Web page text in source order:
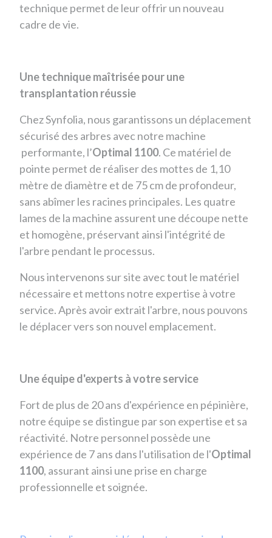
technique permet de leur offrir un nouveau
cadre de vie.
Une technique maîtrisée pour une
transplantation réussie
Chez Synfolia, nous garantissons un déplacement
sécurisé des arbres avec notre machine
performante, l’Optimal 1100. Ce matériel de
pointe permet de réaliser des mottes de 1,10
mètre de diamètre et de 75 cm de profondeur,
sans abîmer les racines principales. Les quatre
lames de la machine assurent une découpe nette
et homogène, préservant ainsi l'intégrité de
l'arbre pendant le processus.
Nous intervenons sur site avec tout le matériel
nécessaire et mettons notre expertise à votre
service. Après avoir extrait l'arbre, nous pouvons
le déplacer vers son nouvel emplacement.
Une équipe d'experts à votre service
Fort de plus de 20 ans d'expérience en pépinière,
notre équipe se distingue par son expertise et sa
réactivité. Notre personnel possède une
expérience de 7 ans dans l'utilisation de l'Optimal
1100, assurant ainsi une prise en charge
professionnelle et soignée.